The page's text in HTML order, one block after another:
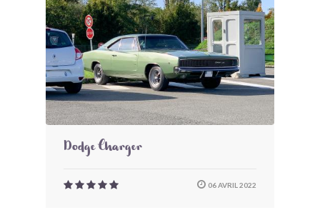
Dodge Charger
06 AVRIL 2022